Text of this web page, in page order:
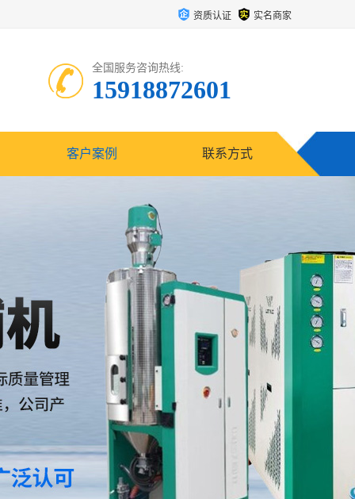
资质认证 实名商家
全国服务咨询热线:
15918872601
客户案例 联系方式